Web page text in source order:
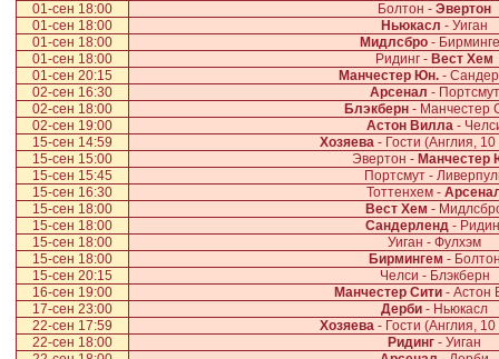
01-сен 18:00
Болтон - Эвертон
01-сен 18:00
Ньюкасл - Уиган
01-сен 18:00
Мидлсбро -
01-сен 18:00
Ридинг - Вест Хем
01-сен 20:15
Манчестер Юн. -
02-сен 16:30
Арсенал - Портсмут
02-сен 18:00
Блэкберн- Манчестер
02-сен 19:00
Астон Вилла-
15-сен 14:59
Хозяева - Гости (Англия,
15-сен 15:00
Эвертон - Манчестер
15-сен 15:45
Портсмут -
15-сен 16:30
Тоттенхем -
15-сен 18:00
Вест Хем -
15-сен 18:00
Сандерленд-
15-сен 18:00
Уиган - Фулхэм
15-сен 18:00
Бирмингем -
15-сен 20:15
Челси - Блэкберн
16-сен 19:00
Манчестер Сити - Астон
17-сен 23:00
Дерби - Ньюкасл
22-сен 17:59
Хозяева - Гости (Англия,
22-сен 18:00
Ридинг - Уиган